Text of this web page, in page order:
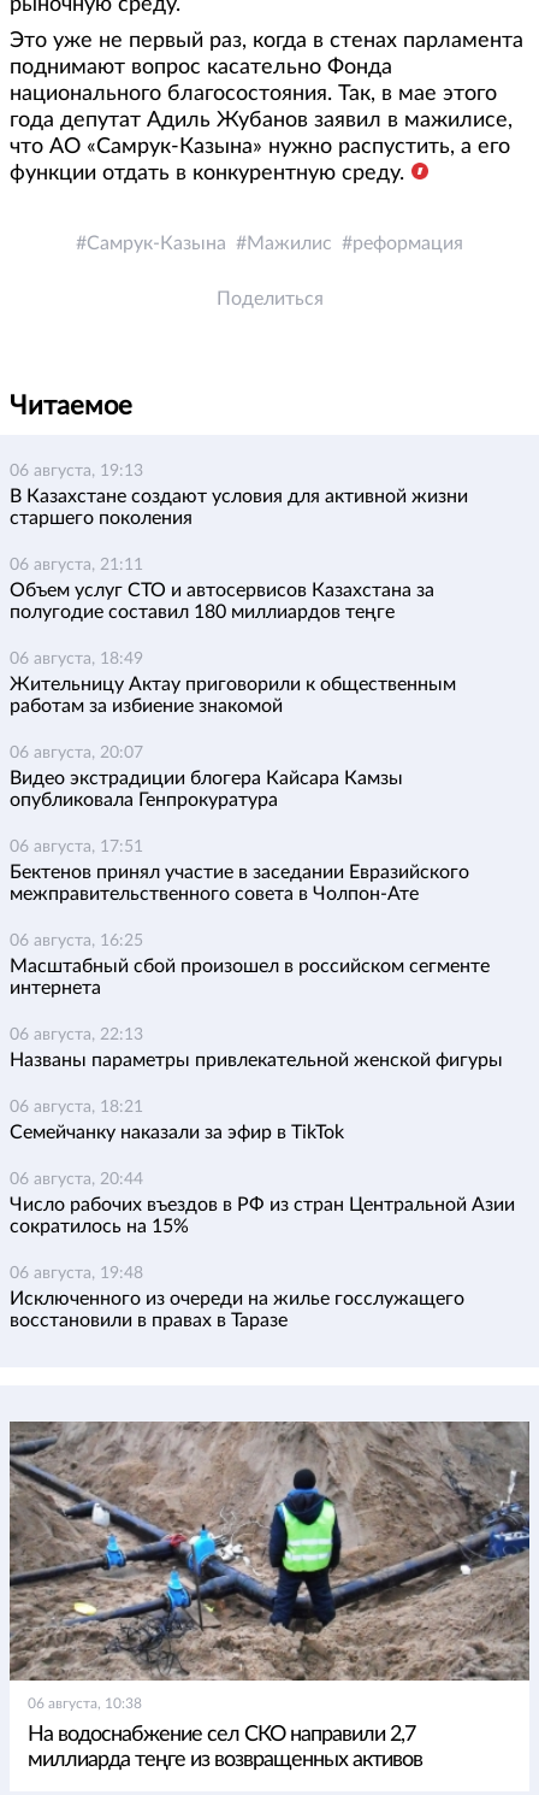
рыночную среду.
Это уже не первый раз, когда в стенах парламента
поднимают вопрос касательно Фонда
национального благосостояния. Так, в мае этого
года депутат Адиль Жубанов заявил в мажилисе,
что АО «Самрук-Казына» нужно распустить, а его
функции отдать в конкурентную среду.
Самрук-Казына Мажилис реформация
Поделиться
Читаемое
06 августа, 19:13
В Казахстане создают условия для активной жизни
старшего поколения
06 августа, 21:11
Объем услуг СТО и автосервисов Казахстана за
полугодие составил 180 миллиардов теңге
06 августа, 18:49
Жительницу Актау приговорили к общественным
работам за избиение знакомой
06 августа, 20:07
Видео экстрадиции блогера Кайсара Камзы
опубликовала Генпрокуратура
06 августа, 17:51
Бектенов принял участие в заседании Евразийского
межправительственного совета в Чолпон-Ате
06 августа, 16:25
Масштабный сбой произошел в российском сегменте
интернета
06 августа, 22:13
Названы параметры привлекательной женской фигуры
06 августа, 18:21
Семейчанку наказали за эфир в TikTok
06 августа, 20:44
Число рабочих въездов в РФ из стран Центральной Азии
сократилось на 15%
06 августа, 19:48
Исключенного из очереди на жилье госслужащего
восстановили в правах в Таразе
06 августа, 10:38
На водоснабжение сел СКО направили 2,7
миллиарда теңге из возвращенных активов